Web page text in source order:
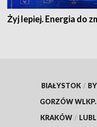
Żyj lepiej. Energia do
BIAŁYSTOK /
GORZÓW WLKP.
KRAKÓW /